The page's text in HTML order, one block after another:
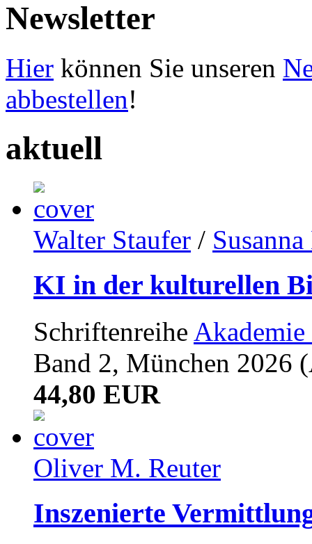
Newsletter
Hier können Sie unseren
abbestellen!
aktuell
Walter Staufer /
KI in der kulturellen
Schriftenreihe
Band 2, München 2026
44,80 EUR
Oliver M. Reuter
Inszenierte